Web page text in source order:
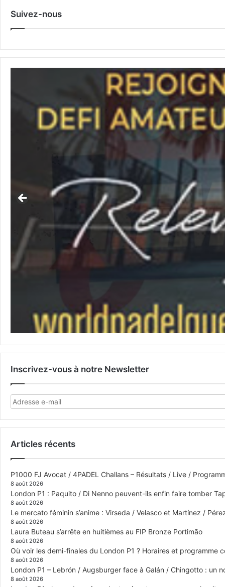
Suivez-nous
Inscrivez-vous à notre Newsletter
Articles récents
P1000 FJ Avocat / 4PADEL Challans – Résultats / Live /
8 août 2026
London P1 : Paquito / Di Nenno peuvent-ils enfin faire tomber
8 août 2026
Le mercato féminin s’anime : Virseda / Velasco et Martínez /
8 août 2026
Laura Buteau s’arrête en huitièmes au FIP Bronze Portimão
8 août 2026
Où voir les demi-finales du London P1 ? Horaires et programme
8 août 2026
London P1 – Lebrón / Augsburger face à Galán / Chingotto : un
8 août 2026